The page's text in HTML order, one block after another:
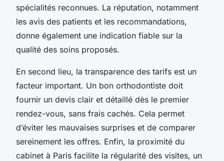
spécialités reconnues. La réputation, notamment
les avis des patients et les recommandations,
donne également une indication fiable sur la
qualité des soins proposés.
En second lieu, la transparence des tarifs est un
facteur important. Un bon orthodontiste doit
fournir un devis clair et détaillé dès le premier
rendez-vous, sans frais cachés. Cela permet
d’éviter les mauvaises surprises et de comparer
sereinement les offres. Enfin, la proximité du
cabinet à Paris facilite la régularité des visites, un